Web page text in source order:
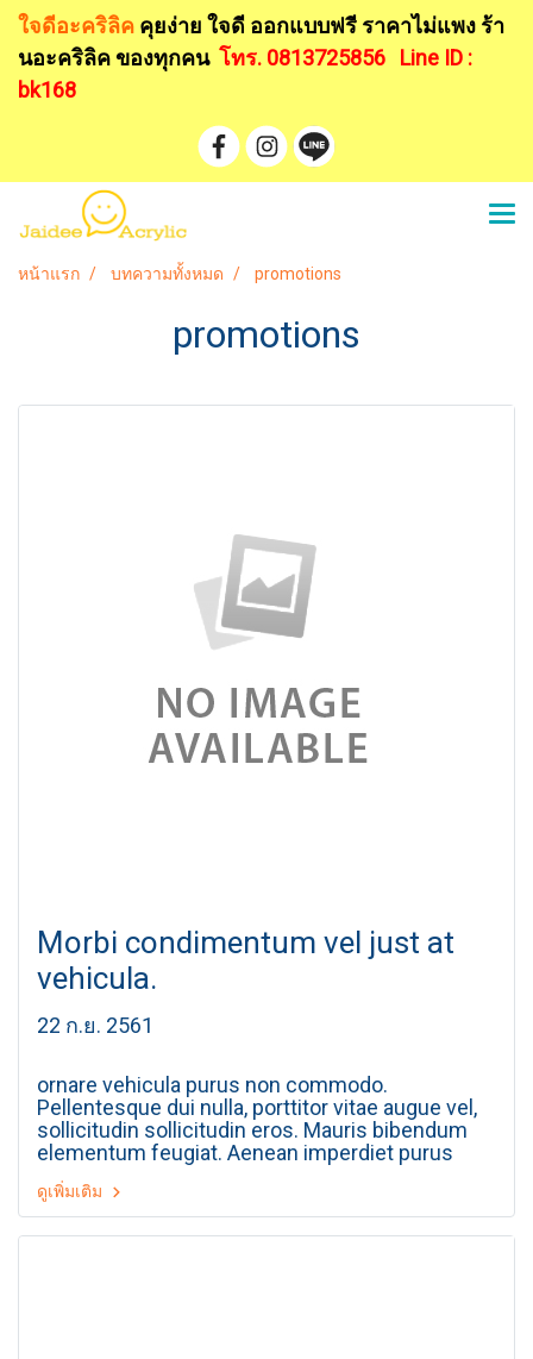
ใจดีอะคริลิค คุยง่าย ใจดี ออกแบบฟรี ราคาไม่แพง ร้า
นอะคริลิค ของทุกคน โทร. 0813725856 Line ID :
bk168
หน้าแรก บทความทั้งหมด promotions
promotions
Morbi condimentum vel just at
vehicula.
22 ก.ย. 2561
ornare vehicula purus non commodo.
Pellentesque dui nulla, porttitor vitae augue vel,
sollicitudin sollicitudin eros. Mauris bibendum
elementum feugiat. Aenean imperdiet purus
velit, sed feugiat justo fringilla vitae. Praesent
libero leo, fermentum ut lectus at, cursus
tincidunt lectus. Aliquam eget risus eget dui
gravida vehicula vel id arcu. Sed pulvinar
ดูเพิ่มเติม